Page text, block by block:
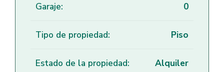
Garaje: 0
Tipo de propiedad: Piso
Estado de la propiedad: Alquiler